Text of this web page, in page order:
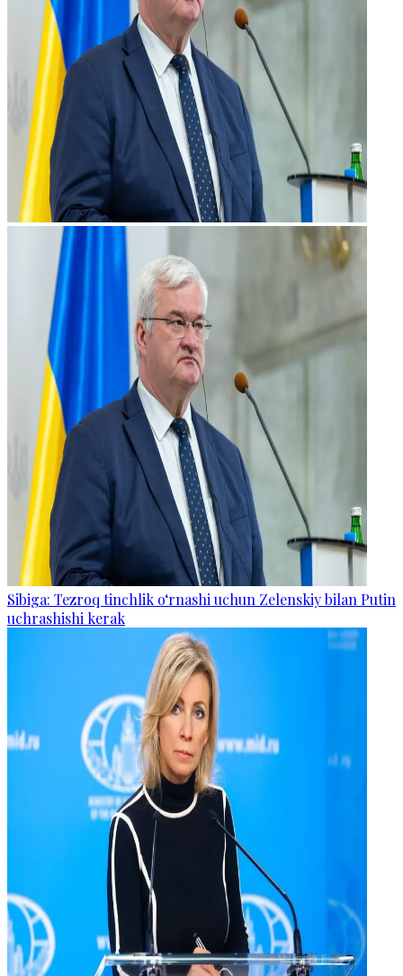
Sibiga: Tezroq tinchlik o‘rnashi uchun Zelenskiy bilan Putin
uchrashishi kerak